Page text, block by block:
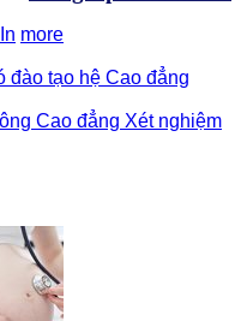
more
đào tạo hệ Cao đẳng
Cao đẳng Xét nghiệm